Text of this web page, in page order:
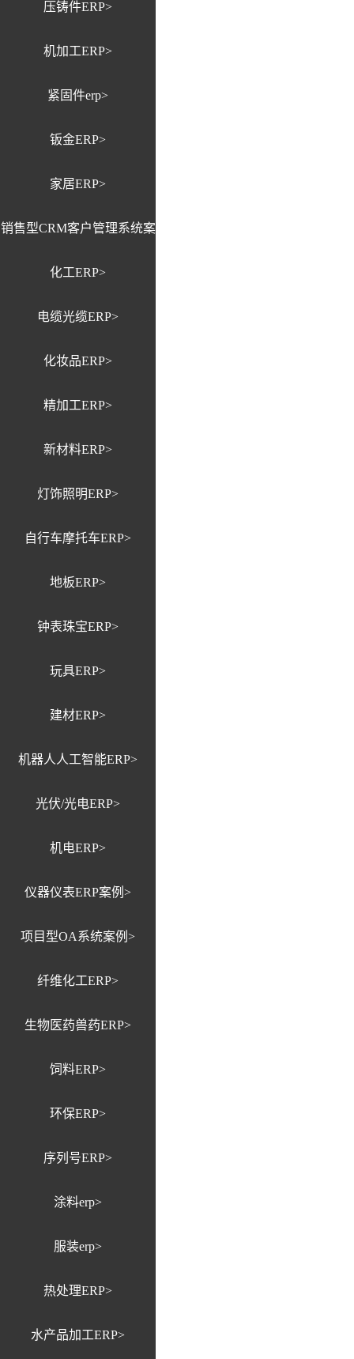
压铸件ERP>
机加工ERP>
紧固件erp>
钣金ERP>
家居ERP>
销售型CRM客户管理系统案
例>
化工ERP>
电缆光缆ERP>
化妆品ERP>
精加工ERP>
新材料ERP>
灯饰照明ERP>
自行车摩托车ERP>
地板ERP>
钟表珠宝ERP>
玩具ERP>
建材ERP>
机器人人工智能ERP>
光伏/光电ERP>
机电ERP>
仪器仪表ERP案例>
项目型OA系统案例>
纤维化工ERP>
生物医药兽药ERP>
饲料ERP>
环保ERP>
序列号ERP>
涂料erp>
服装erp>
热处理ERP>
水产品加工ERP>